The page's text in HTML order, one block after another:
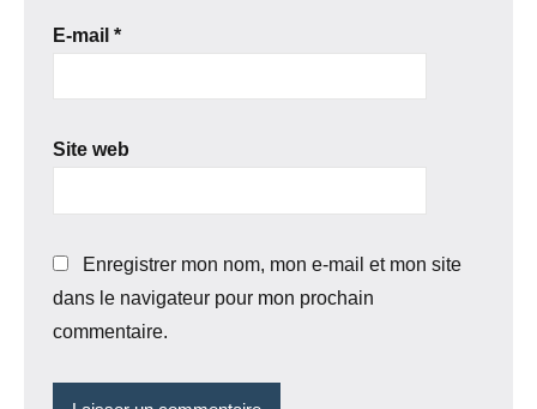
E-mail *
Site web
Enregistrer mon nom, mon e-mail et mon site
dans le navigateur pour mon prochain
commentaire.